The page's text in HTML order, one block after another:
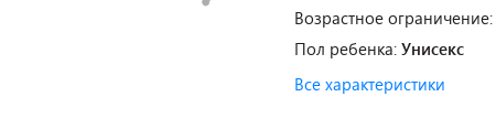
Возрастное ограничение:
Пол ребенка: Унисекс
Все характеристики